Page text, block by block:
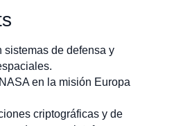
sistemas de defensa y
en la misión Europa
criptográficas y de